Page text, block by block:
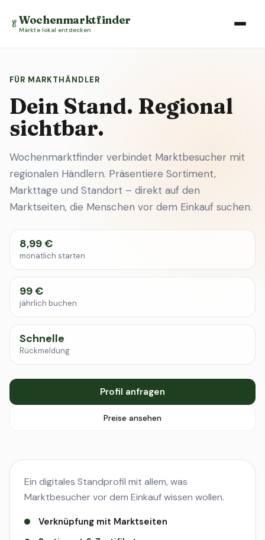
🥬Wochenmarktfinder
Märkte lokal entdecken
FÜR MARKTHÄNDLER
Dein Stand. Regional
sichtbar.
Wochenmarktfinder verbindet Marktbesucher mit
regionalen Händlern. Präsentiere Sortiment,
Markttage und Standort – direkt auf den
Marktseiten, die Menschen vor dem Einkauf suchen.
8,99 €
monatlich starten
99 €
jährlich buchen
Schnelle
Rückmeldung
Profil anfragen
Preise ansehen
Ein digitales Standprofil mit allem, was
Marktbesucher vor dem Einkauf wissen wollen.
Verknüpfung mit Marktseiten